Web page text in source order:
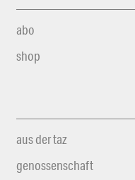
abo
shop
aus der taz
genossenschaft